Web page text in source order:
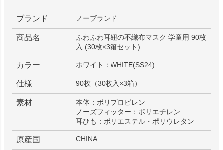
ブランド ノーブランド
商品名
ふわふわ耳紐の不織布マスク 学童用 90枚
入 (30枚×3箱セット)
カラー ホワイト：WHITE(SS24)
仕様 90枚（30枚入×3箱）
素材
本体：ポリプロピレン
ノーズフィッター：ポリエチレン
耳ひも：ポリエステル・ポリウレタン
原産国 CHINA